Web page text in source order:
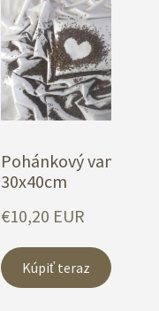
Pohánkový vankúš
30x40cm
€10,20 EUR
Kúpiť teraz